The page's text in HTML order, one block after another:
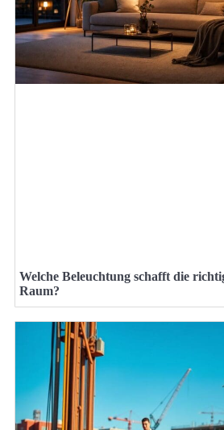
Welche Beleuchtung schafft die
Raum?